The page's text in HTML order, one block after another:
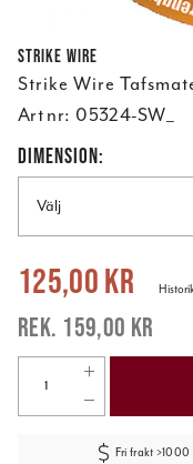
Strike Wire
Strike Wire
Art nr: 05324-SW_
DIMENSION:
Välj
Nuvarande pris:125,00 kr
125,00 kr
159,00 kr
Fri frakt >1000